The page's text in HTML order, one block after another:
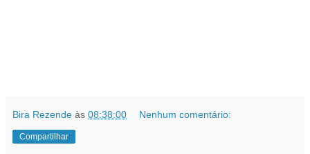
Bira Rezende às 08:38:00 Nenhum comentário:
Compartilhar